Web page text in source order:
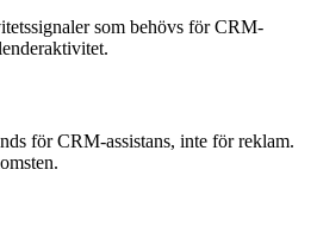
som behövs för CRM-
för CRM-assistans, inte för reklam.